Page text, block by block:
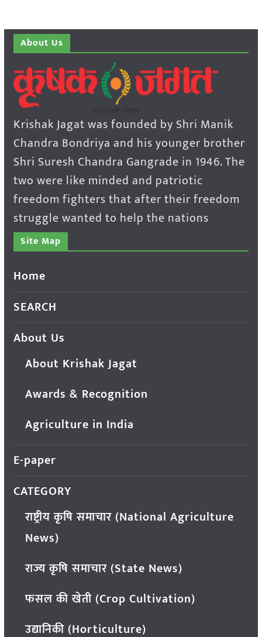
About Us
Krishak Jagat was founded by Shri Manik
Chandra Bondriya and his younger brother
Shri Suresh Chandra Gangrade in 1946. The
two were like minded and patriotic
freedom fighters that after their freedom
struggle wanted to help the nations
Site Map
Home
SEARCH
About Us
About Krishak Jagat
Awards & Recognition
Agriculture in India
E-paper
CATEGORY
राष्ट्रीय कृषि समाचार (National Agriculture
News)
राज्य कृषि समाचार (State News)
फसल की खेती (Crop Cultivation)
उद्यानिकी (Horticulture)